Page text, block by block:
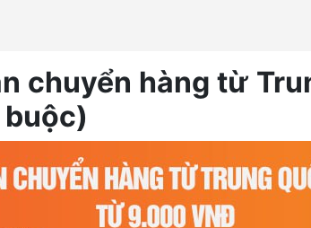
chuyển hàng từ